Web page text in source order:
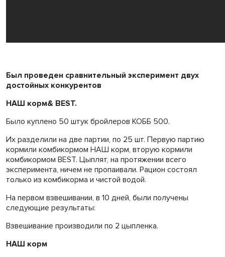
Был проведен сравнительный эксперимент двух
достойных конкурентов
НАШ корм& BEST.
Было куплено 50 штук бройлеров КОББ 500.
Их разделили на две партии, по 25 шт. Первую партию
кормили комбикормом НАШ корм, вторую кормили
комбикормом BEST. Цыплят, на протяжении всего
эксперимента, ничем не пропаивали. Рацион состоял
только из комбикорма и чистой водой.
На первом взвешивании, в 10 дней, были получены
следующие результаты:
Взвешивание производили по 2 цыпленка.
НАШ корм